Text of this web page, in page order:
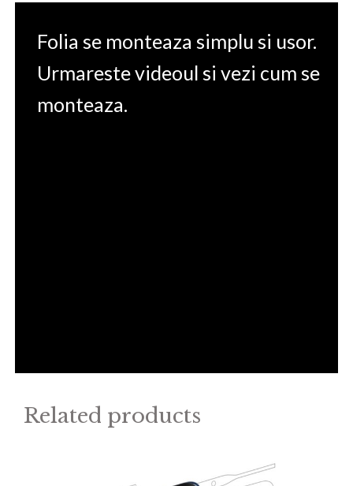
Folia se monteaza simplu si usor.
Urmareste videoul si vezi cum se
monteaza.
Related products